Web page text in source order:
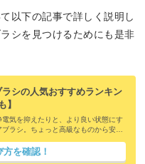
以下の記事で詳しく説明し
シを見つけるためにも是非
シの人気おすすめランキン
】
気を抑えたりと、より良い状態にす
ラシ。ちょっと高級なものから安い
んです。さらにはダイソーなどの10
でどれが良いか悩んでしまいますよ
方を確認！